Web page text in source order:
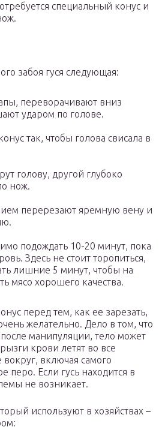
специальный конус и
забоя гуся следующая:
переворачивают вниз
ударом по голове.
так, чтобы голова свисала в
голову, другой глубоко
нож.
перерезают яремную вену и
подождать 10-20 минут, пока
Здесь не стоит торопиться,
лишние 5 минут, чтобы на
мясо хорошего качества.
перед тем, как ее зарезать,
желательно. Дело в том, что
манипуляции, тело может
крови летят во все
вокруг, включая самого
перо. Если гусь находится в
не возникает.
используют в хозяйствах –